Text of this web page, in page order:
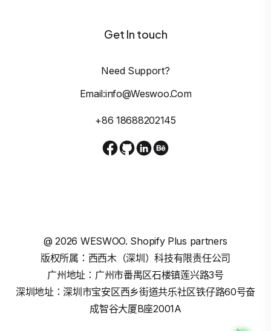
Get In touch
Need Support?
Email:info@weswoo.com
+86 18688202145
@2026 WESWOO. Shopify Plus partners
版权所属：西西木（深圳）科技有限责任公司
广州地址：广州市番禺区石楼镇莲兴路3号
深圳地址：深圳市宝安区西乡街道共乐社区铁仔路60号奋
成智谷大厦B座2001A